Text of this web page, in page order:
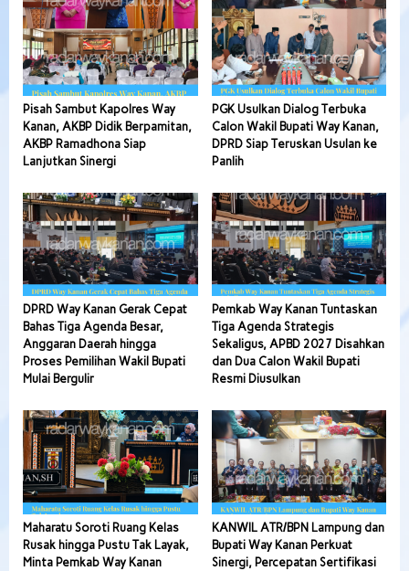
Pisah Sambut Kapolres Way
Kanan, AKBP Didik Berpamitan,
AKBP Ramadhona Siap
Lanjutkan Sinergi
PGK Usulkan Dialog Terbuka
Calon Wakil Bupati Way Kanan,
DPRD Siap Teruskan Usulan ke
Panlih
DPRD Way Kanan Gerak Cepat
Bahas Tiga Agenda Besar,
Anggaran Daerah hingga
Proses Pemilihan Wakil Bupati
Mulai Bergulir
Pemkab Way Kanan Tuntaskan
Tiga Agenda Strategis
Sekaligus, APBD 2027 Disahkan
dan Dua Calon Wakil Bupati
Resmi Diusulkan
Maharatu Soroti Ruang Kelas
Rusak hingga Pustu Tak Layak,
Minta Pemkab Way Kanan
KANWIL ATR/BPN Lampung dan
Bupati Way Kanan Perkuat
Sinergi, Percepatan Sertifikasi